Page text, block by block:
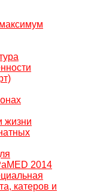
жизни
2014
катеров и